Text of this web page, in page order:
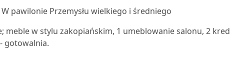
W pawilonie Przemysłu wielkiego i średniego
w stylu zakopiańskim, 1 umeblowanie salonu, 2
gotowalnia.